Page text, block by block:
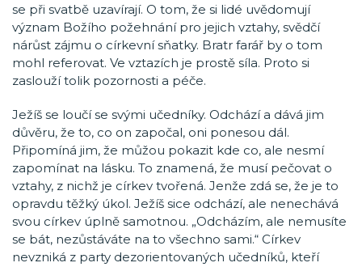
se při svatbě uzavírají. O tom, že si lidé uvědomují
význam Božího požehnání pro jejich vztahy, svědčí
nárůst zájmu o církevní sňatky. Bratr farář by o tom
mohl referovat. Ve vztazích je prostě síla. Proto si
zaslouží tolik pozornosti a péče.
Ježíš se loučí se svými učedníky. Odchází a dává jim
důvěru, že to, co on započal, oni ponesou dál.
Připomíná jim, že můžou pokazit kde co, ale nesmí
zapomínat na lásku. To znamená, že musí pečovat o
vztahy, z nichž je církev tvořená. Jenže zdá se, že je to
opravdu těžký úkol. Ježíš sice odchází, ale nenechává
svou církev úplně samotnou. „Odcházím, ale nemusíte
se bát, nezůstáváte na to všechno sami.“ Církev
nevzniká z party dezorientovaných učedníků, kteří